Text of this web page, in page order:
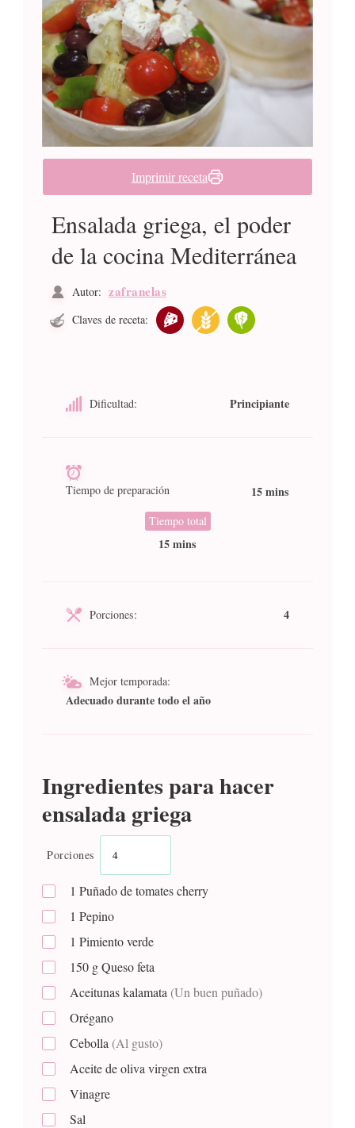
Imprimir receta
Ensalada griega, el poder
de la cocina Mediterránea
Autor: zafranelas
Claves de receta:
Dificultad: Principiante
Tiempo de preparación 15 mins
Tiempo total
15 mins
Porciones: 4
Mejor temporada:
Adecuado durante todo el año
Ingredientes para hacer
ensalada griega
Porciones
1 Puñado de tomates cherry
1 Pepino
1 Pimiento verde
150 gQueso feta
Aceitunas kalamata (Un buen puñado)
Orégano
Cebolla (Al gusto)
Aceite de oliva virgen extra
Vinagre
Sal